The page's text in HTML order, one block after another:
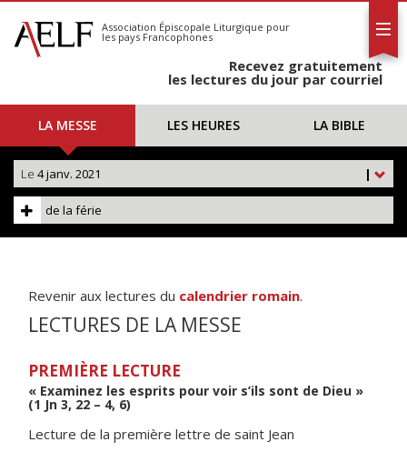
S'abonner
Calendrier
Association Épiscopale Liturgique pour
les pays Francophones
Recevez gratuitement
les lectures du jour par courriel
LA MESSE LES HEURES LA BIBLE
|
Le 4 janv. 2021
de la férie
Revenir aux lectures du calendrier romain.
LECTURES DE LA MESSE
PREMIÈRE LECTURE
« Examinez les esprits pour voir s’ils sont de Dieu »
(1 Jn 3, 22 – 4, 6)
Lecture de la première lettre de saint Jean